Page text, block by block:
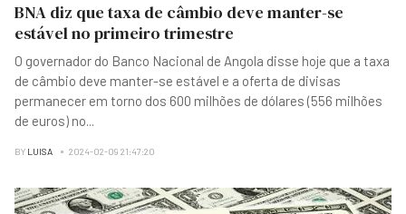
BNA diz que taxa de câmbio deve manter-se
estável no primeiro trimestre
O governador do Banco Nacional de Angola disse hoje que a taxa
de câmbio deve manter-se estável e a oferta de divisas
permanecer em torno dos 600 milhões de dólares (556 milhões
de euros) no...
BY LUISA 2024-02-09 21:47:20